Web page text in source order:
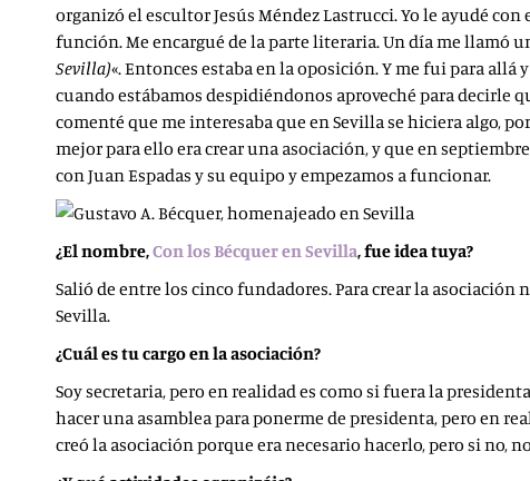
organizó el escultor Jesús Méndez Lastrucci. Yo le ayudé
función. Me encargué de la parte literaria. Un día me llamó
Sevilla)«. Entonces estaba en la oposición. Y me fui para
cuando estábamos despidiéndonos aproveché para decirle
comenté que me interesaba que en Sevilla se hiciera algo,
mejor para ello era crear una asociación, y que en
con Juan Espadas y su equipo y empezamos a funcionar.
¿El nombre,Con los Bécquer en Sevilla, fue idea tuya?
Salió de entre los cinco fundadores. Para crear la asociación
Sevilla.
¿Cuál es tu cargo en la asociación?
Soy secretaria, pero en realidad es como si fuera la
hacer una asamblea para ponerme de presidenta, pero en
creó la asociación porque era necesario hacerlo, pero si no,